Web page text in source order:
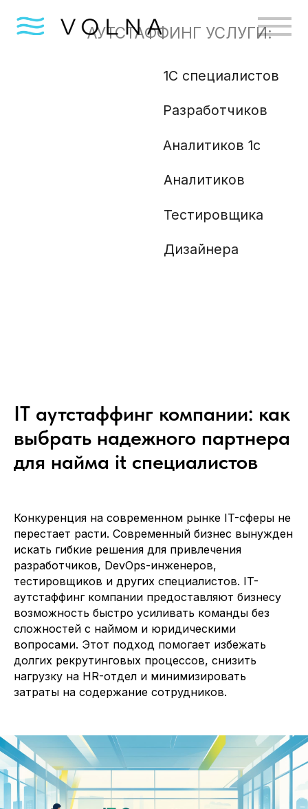
Разработчиков
Аналитиков 1с
Тестировщика
Дизайнера
АУТСТАФФИНГ УСЛУГИ:
IT аутстаффинг компании: как
выбрать надежного партнера
для найма it специалистов
Конкуренция на современном рынке IT-сферы не
перестает расти. Современный бизнес вынужден
искать гибкие решения для привлечения
разработчиков, DevOps-инженеров,
тестировщиков и других специалистов. IT-
аутстаффинг компании предоставляют бизнесу
возможность быстро усиливать команды без
сложностей с наймом и юридическими
вопросами. Этот подход помогает избежать
долгих рекрутинговых процессов, снизить
нагрузку на HR-отдел и минимизировать
затраты на содержание сотрудников.